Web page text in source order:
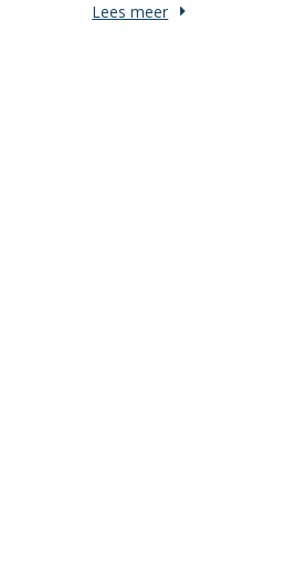
Lees meer